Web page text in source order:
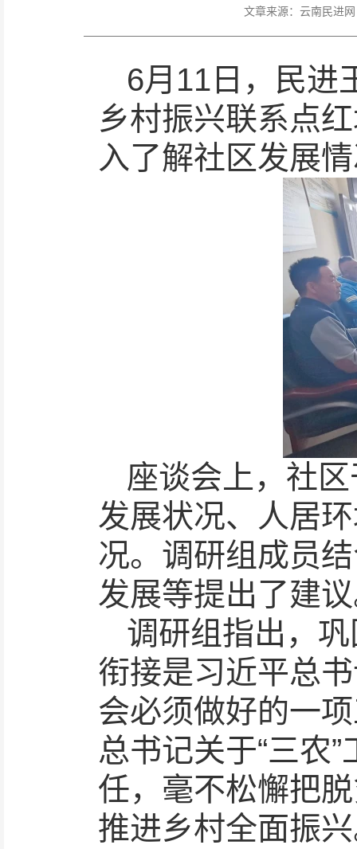
文章来源： 云南民进网
6月11日，民进
乡村振兴联系点
入了解社区发展
座谈会上，社
发展状况、人居
况。调研组成员
发展等提出了建
调研组指出，
衔接是习近平总
会必须做好的一
总书记关于“三农
任，毫不松懈把
推进乡村全面振